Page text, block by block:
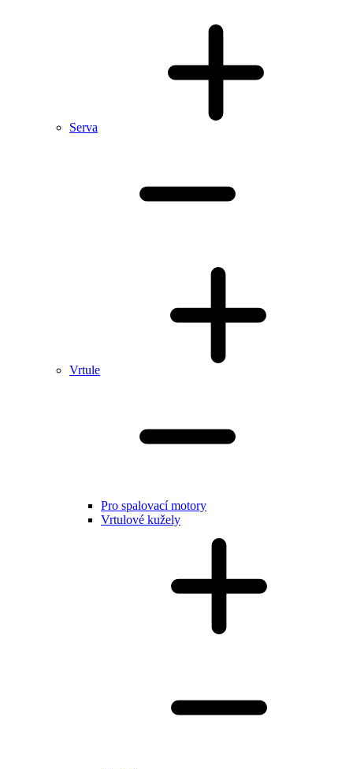
Serva
Vrtule
Pro spalovací motory
Vrtulové kužely